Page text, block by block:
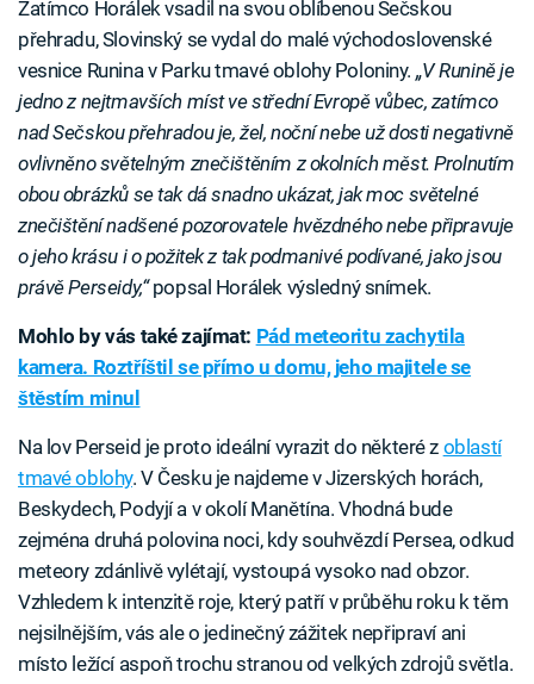
Zatímco Horálek vsadil na svou oblíbenou Sečskou
přehradu, Slovinský se vydal do malé východoslovenské
vesnice Runina v Parku tmavé oblohy Poloniny. „V Runině je
jedno z nejtmavších míst ve střední Evropě vůbec, zatímco
nad Sečskou přehradou je, žel, noční nebe už dosti negativně
ovlivněno světelným znečištěním z okolních měst. Prolnutím
obou obrázků se tak dá snadno ukázat, jak moc světelné
znečištění nadšené pozorovatele hvězdného nebe připravuje
o jeho krásu i o požitek z tak podmanivé podívané, jako jsou
právě Perseidy,“popsal Horálek výsledný snímek.
Mohlo by vás také zajímat: Pád meteoritu zachytila
kamera. Roztříštil se přímo u domu, jeho majitele se
štěstím minul
Na lov Perseid je proto ideální vyrazit do některé z oblastí
tmavé oblohy. V Česku je najdeme v Jizerských horách,
Beskydech, Podyjí a v okolí Manětína. Vhodná bude
zejména druhá polovina noci, kdy souhvězdí Persea, odkud
meteory zdánlivě vylétají, vystoupá vysoko nad obzor.
Vzhledem k intenzitě roje, který patří v průběhu roku k těm
nejsilnějším, vás ale o jedinečný zážitek nepřipraví ani
místo ležící aspoň trochu stranou od velkých zdrojů světla.